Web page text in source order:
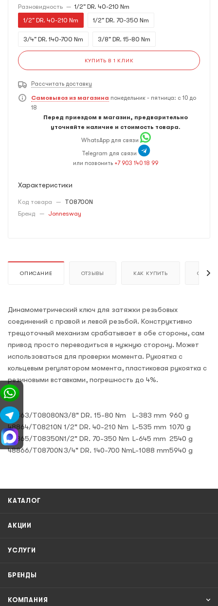
Разновидность — 1/2" DR. 40-210 Nm
1/2" DR. 40-210 Nm
1/2" DR. 70-350 Nm
3/4" DR. 140-700 Nm 3/8" DR. 15-80 Nm
КУПИТЬ В 1 КЛИК
Рассчитать доставку
Самовывоз из магазина понедельник - пятница: с 10 до
18
Перед приездом в магазин, предварительно
уточняйте наличие и стоимость товара.
WhatsApp для связи
Telegram для связи
или позвонить +7 903 140 18 99
Характеристики
Код товара — T08700N
Бренд — Jonnesway
ОПИСАНИЕ ОТЗЫВЫ КАК КУПИТЬ ОПЛАТА
Динамометрический ключ для затяжки резьбовых
соединений с правой и левой резьбой. Конструктивно
трещоточный механизм срабатывает в обе стороны, сам
привод просто переводиться в нужную сторону. Может
использоваться для проверки момента. Рукоятка с
кольцевым регулятором момента, пластиковая рукоятка с
резиновыми вставками, погрешность до 4%.
48863/T08080N3/8" DR. 15-80 Nm L-383 mm 960 g
48864/T08210N 1/2" DR. 40-210 Nm L-535 mm 1070 g
48865/T08350N1/2" DR. 70-350 Nm L-645 mm 2540 g
48866/T08700N 3/4" DR. 140-700 NmL-1088 mm5940 g
КАТАЛОГ
АКЦИИ
УСЛУГИ
БРЕНДЫ
КОМПАНИЯ